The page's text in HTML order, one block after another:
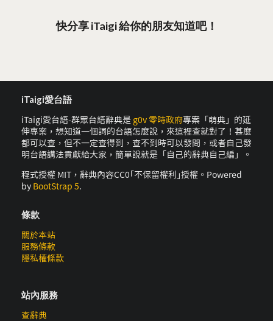
快分享 iTaigi 給你的朋友知道吧！
iTaigi愛台語
iTaigi愛台語-群眾台語辭典是 g0v 零時政府專案「萌典」的延
伸專案，想知道一個詞的台語怎麼說，來這裡查就對了！甚麼
都可以查，但不一定查得到，查不到時可以發問，或者自己發
明台語講法貢獻給大家，簡單說就是「自己的辭典自己編」。
程式授權 MIT，辭典內容CC0｢不保留權利｣授權。Powered
by BootStrap 5.
條款
關於本站
服務條款
隱私權條款
站內服務
查辭典